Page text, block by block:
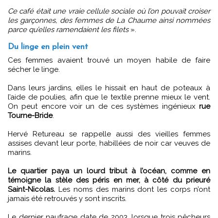
Ce café était une vraie cellule sociale où l’on pouvait croiser
les garçonnes, des femmes de La Chaume ainsi nommées
parce qu’elles ramendaient les filets».
Du linge en plein vent
Ces femmes avaient trouvé un moyen habile de faire
sécher le linge.
Dans leurs jardins, elles le hissait en haut de poteaux à
l’aide de poulies, afin que le textile prenne mieux le vent.
On peut encore voir un de ces systèmes ingénieux rue
Tourne-Bride.
Hervé Retureau se rappelle aussi des vieilles femmes
assises devant leur porte, habillées de noir car veuves de
marins.
Le quartier paya un lourd tribut à l’océan, comme en
témoigne la stèle des péris en mer, à côté du prieuré
Saint-Nicolas. Les noms des marins dont les corps n’ont
jamais été retrouvés y sont inscrits.